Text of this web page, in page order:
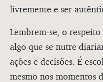
livremente e ser
Lembrem-se, o respeito
algo que se nutre
ações e decisões. É
mesmo nos momentos